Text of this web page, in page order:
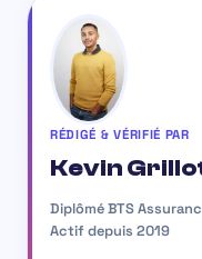
RÉDIGÉ & VÉRIFIÉ PAR
Kevin
Diplômé BTS
Actif depuis 2019